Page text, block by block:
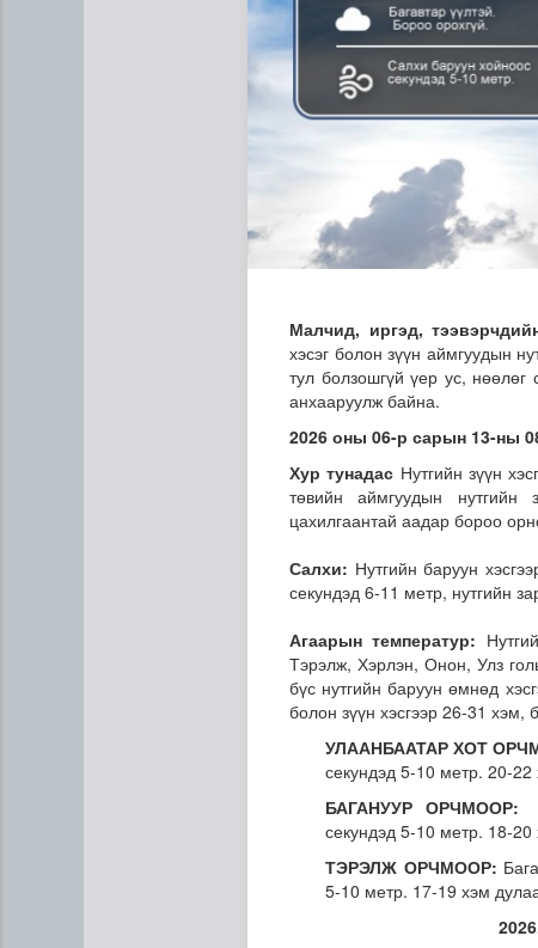
Мета компанид 567 сая
Малчид, иргэд,
хэсэг болон зүүн аймгуудын
тул болзошгүй үер ус,
анхааруулж байна.
2026 оны 06-р сарын 13-ны
Хур тунадас Нутгийн зүүн
төвийн аймгуудын
цахилгаантай аадар бороо
Салхи: Нутгийн баруун
секундэд 6-11 метр, нутгийн
Агаарын температур:
Тэрэлж, Хэрлэн, Онон, Улз
бүс нутгийн баруун өмнөд
болон зүүн хэсгээр 26-31 хэм,
УЛААНБААТАР ХОТ
секундэд 5-10 метр. 20-
БАГАНУУР ОРЧМООР:
секундэд 5-10 метр. 18-
ТЭРЭЛЖ ОРЧМООР:
5-10 метр. 17-19 хэм